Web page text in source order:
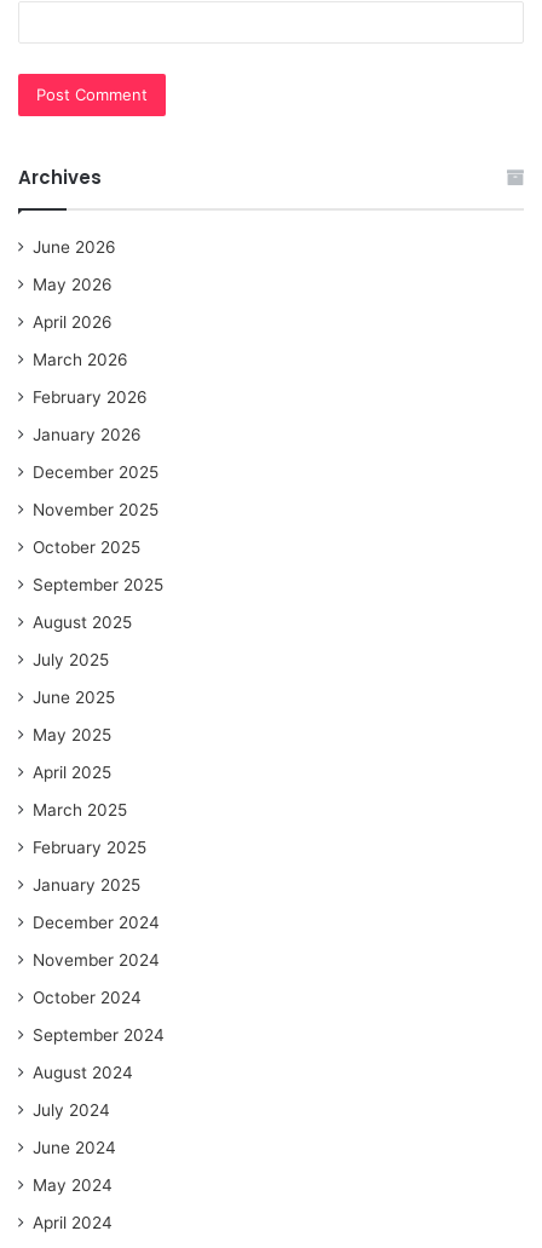
Archives
June 2026
May 2026
April 2026
March 2026
February 2026
January 2026
December 2025
November 2025
October 2025
September 2025
August 2025
July 2025
June 2025
May 2025
April 2025
March 2025
February 2025
January 2025
December 2024
November 2024
October 2024
September 2024
August 2024
July 2024
June 2024
May 2024
April 2024